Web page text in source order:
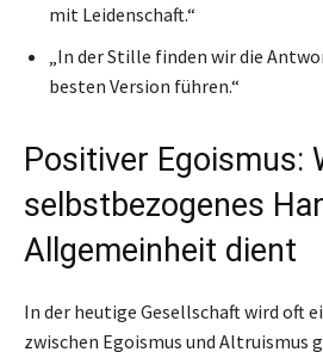
mit Leidenschaft.“
„In der Stille finden wir die
besten Version führen.“
Positiver Egoismus:
selbstbezogenes
Allgemeinheit dient
In der heutige Gesellschaft wird oft
zwischen Egoismus und Altruismus